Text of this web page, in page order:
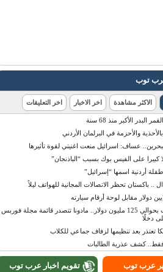
توب
الاكثر مشاهدة اخر الاخبار اخر التعليقات
الأكبر منذ 68 سنة
والأحزمة في البرلمان الأردني
عساف: اسرائيل منعت اغنيتي لقوة تأثيرها
كبيرا على الفيس بوك بسبب “الباذنجان”
أردنية اسمها “إسرائيل”
.. باكستان تحظر الاتصالات المجانية للهواتف ليلاً
بإيرادات قدرت بحوالي 125 مليون دولار.. مادونا تتصدر قائمة مجلة فوربس
دخلًا
بعد تنظيمها لزفاف جماعي للكلاب
كشف عذرية الطالبات
تقويم اخبار عرب توب عرب توب